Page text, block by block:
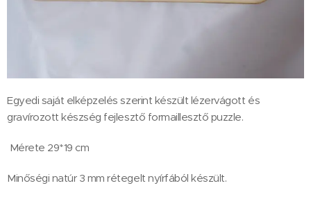
Egyedi saját elképzelés szerint készült lézervágott és
gravírozott készség fejlesztő formaillesztő puzzle.
Mérete 29*19 cm
Minőségi natúr 3 mm rétegelt nyírfából készült.